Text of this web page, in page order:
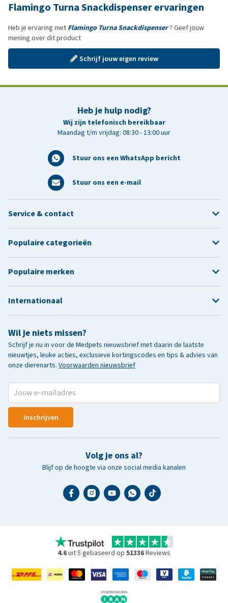
Flamingo Turna Snackdispenser ervaringen
Heb je ervaring met Flamingo Turna Snackdispenser? Geef jouw
mening over dit product
Schrijf jouw eigen review
Heb je hulp nodig?
Wij zijn telefonisch bereikbaar
Maandag t/m vrijdag: 08:30 - 13:00 uur
Stuur ons een WhatsApp bericht
Stuur ons een e-mail
Wil je niets missen?
Schrijf je nu in voor de Medpets nieuwsbrief met daarin de laatste
nieuwtjes, leuke acties, exclusieve kortingscodes en tips & advies van
onze dierenarts. Voorwaarden nieuwsbrief
Inschrijven
Volg je ons al?
Blijf op de hoogte via onze social media kanalen
Service & contact
Populaire categorieën
Populaire merken
Internationaal
4.6uit 5 gebaseerd op 51336Reviews